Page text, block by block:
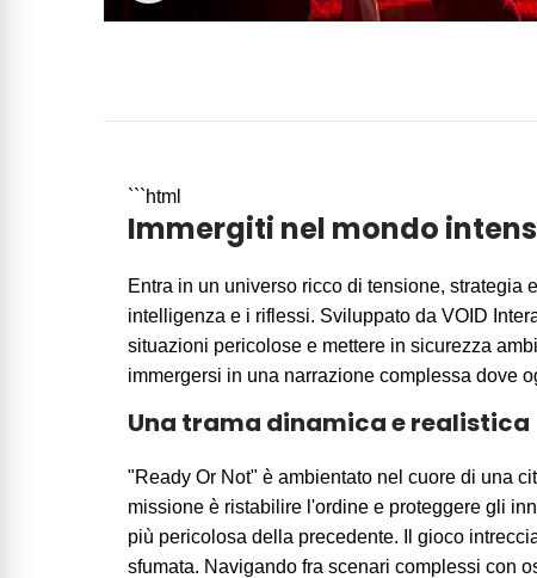
```html
Immergiti nel mondo
Entra in un universo ricco di tensione,
intelligenza e i riflessi. Sviluppato da VOID
situazioni pericolose e mettere in sicurezza
immergersi in una narrazione complessa dove
Una trama dinamica e realistica
"Ready Or Not" è ambientato nel cuore di una
missione è ristabilire l'ordine e proteggere gli
più pericolosa della precedente. Il gioco
sfumata. Navigando fra scenari complessi con